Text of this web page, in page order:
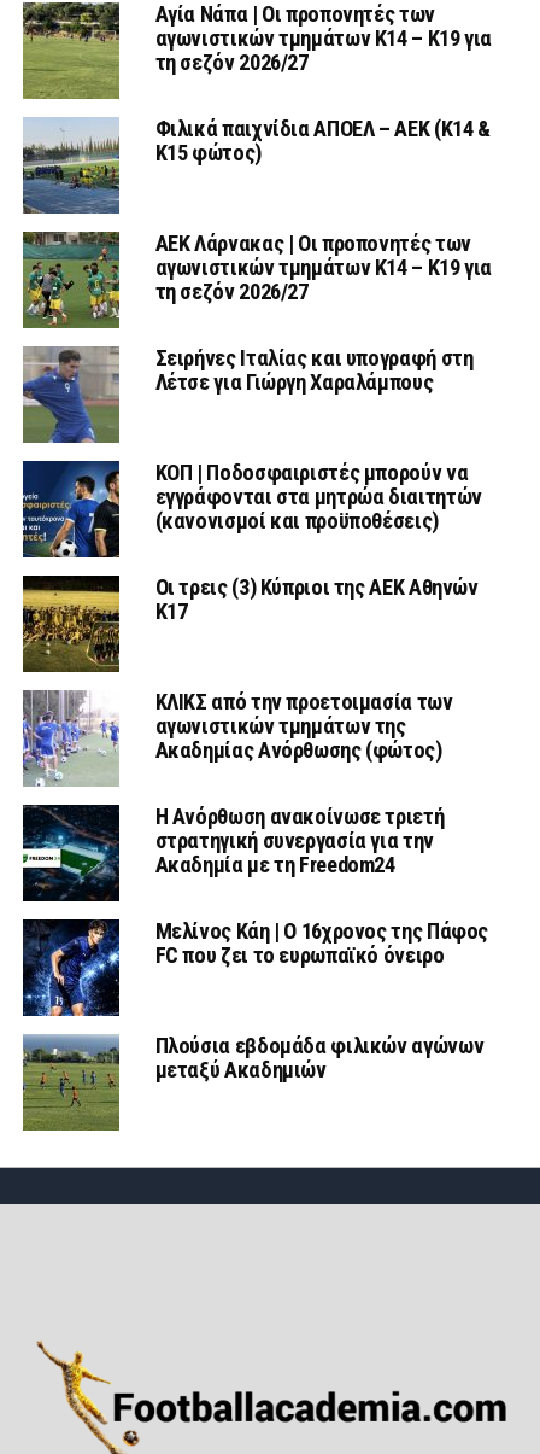
Αγία Νάπα | Οι προπονητές των
αγωνιστικών τμημάτων Κ14 – Κ19 για
τη σεζόν 2026/27
Φιλικά παιχνίδια ΑΠΟΕΛ – ΑΕΚ (Κ14 &
Κ15 φώτος)
AEK Λάρνακας | Οι προπονητές των
αγωνιστικών τμημάτων Κ14 – Κ19 για
τη σεζόν 2026/27
Σειρήνες Ιταλίας και υπογραφή στη
Λέτσε για Γιώργη Χαραλάμπους
ΚΟΠ | Ποδοσφαιριστές μπορούν να
εγγράφονται στα μητρώα διαιτητών
(κανονισμοί και προϋποθέσεις)
Οι τρεις (3) Κύπριοι της ΑΕΚ Αθηνών
Κ17
ΚΛΙΚΣ από την προετοιμασία των
αγωνιστικών τμημάτων της
Ακαδημίας Ανόρθωσης (φώτος)
Η Ανόρθωση ανακοίνωσε τριετή
στρατηγική συνεργασία για την
Ακαδημία με τη Freedom24
Μελίνος Κάη | Ο 16χρονος της Πάφος
FC που ζει το ευρωπαϊκό όνειρο
Πλούσια εβδομάδα φιλικών αγώνων
μεταξύ Ακαδημιών